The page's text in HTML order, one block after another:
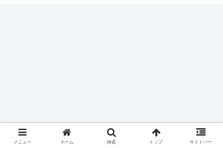
メニュー ホーム 検索 トップ サイドバー